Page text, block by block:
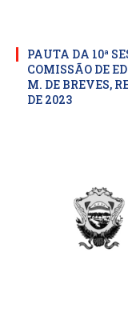
PAUTA DA 10ª
COMISSÃO DE
M. DE BREVES,
DE 2023